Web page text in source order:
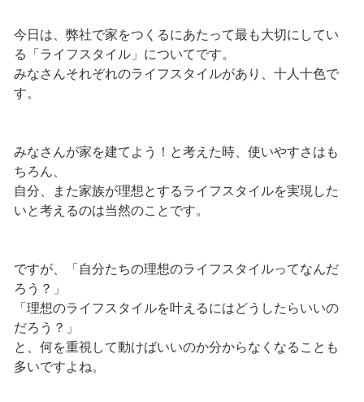
今日は、弊社で家をつくるにあたって最も大切にしてい
る「ライフスタイル」についてです。
みなさんそれぞれのライフスタイルがあり、十人十色で
す。
みなさんが家を建てよう！と考えた時、使いやすさはも
ちろん、
自分、また家族が理想とするライフスタイルを実現した
いと考えるのは当然のことです。
ですが、「自分たちの理想のライフスタイルってなんだ
ろう？」
「理想のライフスタイルを叶えるにはどうしたらいいの
だろう？」
と、何を重視して動けばいいのか分からなくなることも
多いですよね。